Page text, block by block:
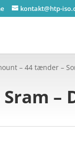
kontakt@htp-
– 44 tænder –
–